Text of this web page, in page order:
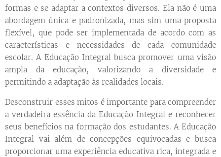
formas e se adaptar a contextos diversos. Ela não é uma
abordagem única e padronizada, mas sim uma proposta
flexível, que pode ser implementada de acordo com as
características e necessidades de cada comunidade
escolar. A Educação Integral busca promover uma visão
ampla da educação, valorizando a diversidade e
permitindo a adaptação às realidades locais.
Desconstruir esses mitos é importante para compreender
a verdadeira essência da Educação Integral e reconhecer
seus benefícios na formação dos estudantes. A Educação
Integral vai além de concepções equivocadas e busca
proporcionar uma experiência educativa rica, integrada e